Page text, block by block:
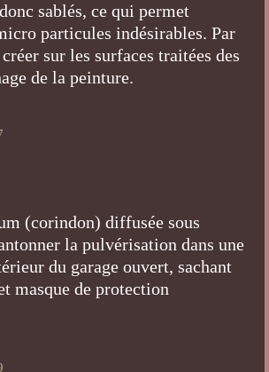
sablés, ce qui permet
particules indésirables. Par
sur les surfaces traitées des
de la peinture.
(corindon) diffusée sous
la pulvérisation dans une
du garage ouvert, sachant
masque de protection